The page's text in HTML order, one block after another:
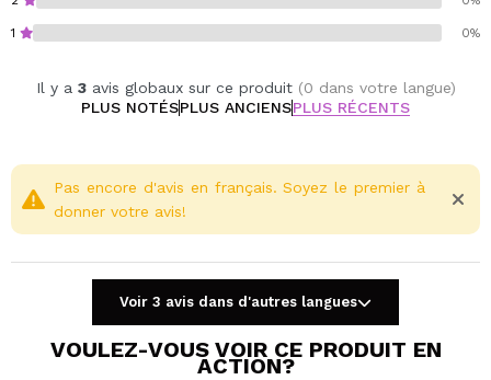
1 0%
Il y a 3avis globaux sur ce produit (0 dans votre langue)
PLUS NOTÉSPLUS ANCIENSPLUS RÉCENTS
Pas encore d'avis en français. Soyez le premier à
donner votre avis!
Voir 3 avis dans d'autres langues
VOULEZ-VOUS VOIR CE PRODUIT EN
ACTION?